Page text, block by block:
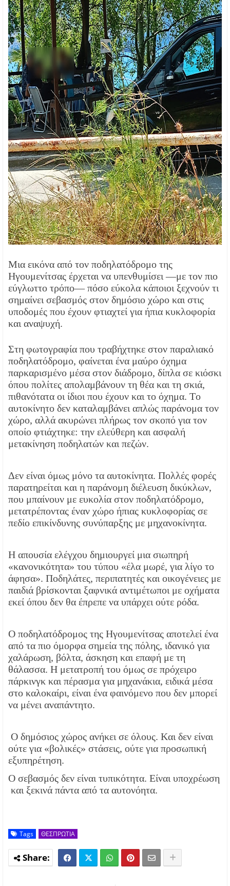
Μια εικόνα από τον ποδηλατόδρομο της
Ηγουμενίτσας έρχεται να υπενθυμίσει —με τον πιο
εύγλωττο τρόπο— πόσο εύκολα κάποιοι ξεχνούν τι
σημαίνει σεβασμός στον δημόσιο χώρο και στις
υποδομές που έχουν φτιαχτεί για ήπια κυκλοφορία
και αναψυχή.
Στη φωτογραφία που τραβήχτηκε στον παραλιακό
ποδηλατόδρομο, φαίνεται ένα μαύρο όχημα
παρκαρισμένο μέσα στον διάδρομο, δίπλα σε κιόσκι
όπου πολίτες απολαμβάνουν τη θέα και τη σκιά,
πιθανότατα οι ίδιοι που έχουν και το όχημα. Το
αυτοκίνητο δεν καταλαμβάνει απλώς παράνομα τον
χώρο, αλλά ακυρώνει πλήρως τον σκοπό για τον
οποίο φτιάχτηκε: την ελεύθερη και ασφαλή
μετακίνηση ποδηλατών και πεζών.
Δεν είναι όμως μόνο τα αυτοκίνητα. Πολλές φορές
παρατηρείται και η παράνομη διέλευση δικύκλων,
που μπαίνουν με ευκολία στον ποδηλατόδρομο,
μετατρέποντας έναν χώρο ήπιας κυκλοφορίας σε
πεδίο επικίνδυνης συνύπαρξης με μηχανοκίνητα.
Η απουσία ελέγχου δημιουργεί μια σιωπηρή
«κανονικότητα» του τύπου «έλα μωρέ, για λίγο το
άφησα». Ποδηλάτες, περιπατητές και οικογένειες με
παιδιά βρίσκονται ξαφνικά αντιμέτωποι με οχήματα
εκεί όπου δεν θα έπρεπε να υπάρχει ούτε ρόδα.
Ο ποδηλατόδρομος της Ηγουμενίτσας αποτελεί ένα
από τα πιο όμορφα σημεία της πόλης, ιδανικό για
χαλάρωση, βόλτα, άσκηση και επαφή με τη
θάλασσα. Η μετατροπή του όμως σε πρόχειρο
πάρκινγκ και πέρασμα για μηχανάκια, ειδικά μέσα
στο καλοκαίρι, είναι ένα φαινόμενο που δεν μπορεί
να μένει αναπάντητο.
Ο δημόσιος χώρος ανήκει σε όλους. Και δεν είναι
ούτε για «βολικές» στάσεις, ούτε για προσωπική
εξυπηρέτηση.
Ο σεβασμός δεν είναι τυπικότητα. Είναι υποχρέωση
και ξεκινά πάντα από τα αυτονόητα.
Tags ΘΕΣΠΡΩΤΙΑ